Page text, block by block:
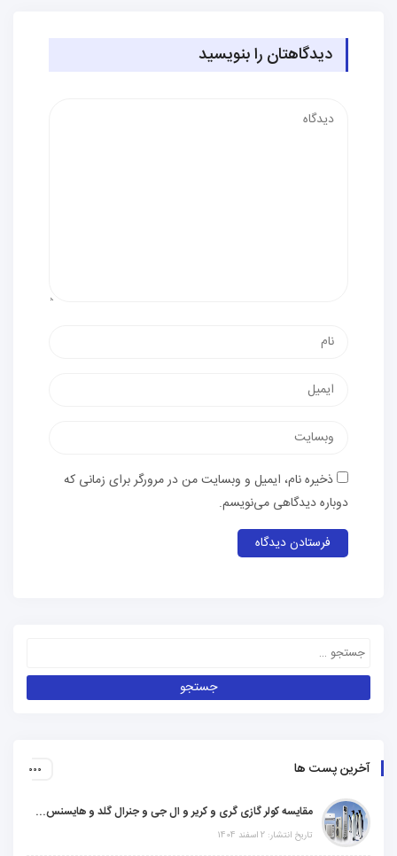
دیدگاهتان را بنویسید
ذخیره نام، ایمیل و وبسایت من در مرورگر برای زمانی که
دوباره دیدگاهی می‌نویسم.
آخرین پست ها
مقایسه کولر گازی گری و کریر و ال جی و جنرال گلد و هایسنس و مدیا و اجنرال
تاریخ انتشار: 2 اسفند 1404